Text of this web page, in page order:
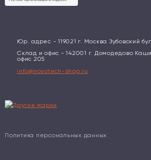
Юр. адрес - 119021 г. Москва Зубовский
Склад и офис - 142001 г. Домодедово
офис 205
info@novotech-shop.ru
Политика персональных данных